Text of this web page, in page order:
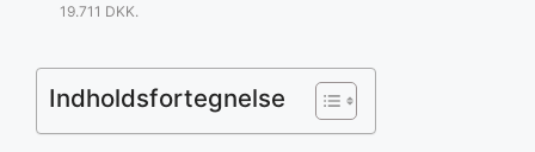
19.711 DKK.
Indholdsfortegnelse